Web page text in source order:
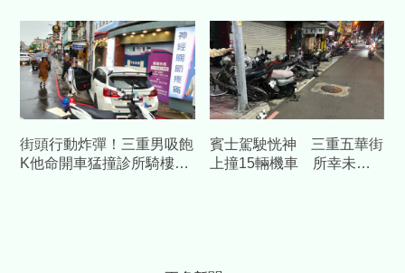
街頭行動炸彈！三重男吸飽
K他命開車猛撞診所騎樓險
賓士駕駛恍神 三重五華街
上撞15輛機車 所幸未造